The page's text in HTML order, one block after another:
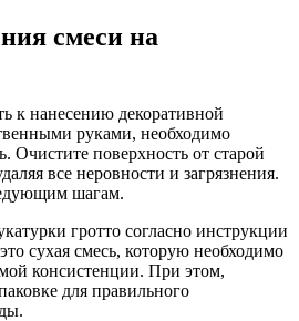
смеси на
к нанесению декоративной
руками, необходимо
Очистите поверхность от старой
все неровности и загрязнения.
шагам.
гротто согласно инструкции
сухая смесь, которую необходимо
консистенции. При этом,
для правильного